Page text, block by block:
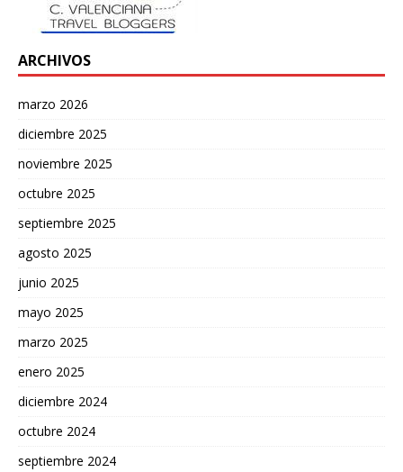
ARCHIVOS
marzo 2026
diciembre 2025
noviembre 2025
octubre 2025
septiembre 2025
agosto 2025
junio 2025
mayo 2025
marzo 2025
enero 2025
diciembre 2024
octubre 2024
septiembre 2024